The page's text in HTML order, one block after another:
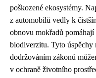
poškozené ekosystémy.
z automobilů vedly k
obnovu mokřadů
biodiverzitu. Tyto úspěchy
dodržováním zákonů
v ochraně životního